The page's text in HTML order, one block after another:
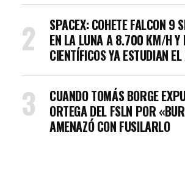
SPACEX: COHETE FALCON 9
EN LA LUNA A 8.700 KM/H Y
CIENTÍFICOS YA ESTUDIAN
CUANDO TOMÁS BORGE
ORTEGA DEL FSLN POR
AMENAZÓ CON FUSILARLO